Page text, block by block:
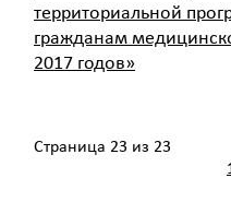
территориальной
гражданам
2017 годов»
Страница 23 из 23